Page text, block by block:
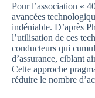
Pour l’association «
avancées
indéniable. D’après
l’utilisation de ces
conducteurs qui
d’assurance, ciblant
Cette approche
réduire le nombre